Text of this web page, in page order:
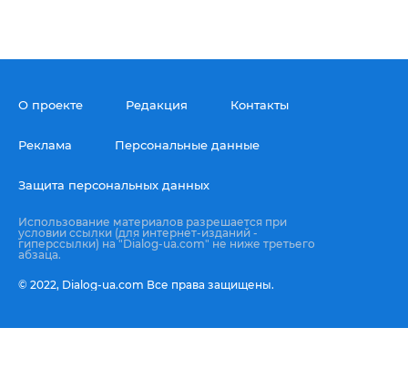
О проекте Редакция Контакты
Реклама Персональные данные
Защита персональных данных
Использование материалов разрешается при
условии ссылки (для интернет-изданий -
гиперссылки) на "Dialog-ua.com" не ниже третьего
абзаца.
© 2022, Dialog-ua.сom Все права защищены.